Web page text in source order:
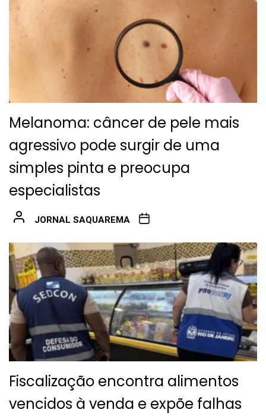
Melanoma: câncer de pele mais
agressivo pode surgir de uma
simples pinta e preocupa
especialistas
JORNAL SAQUAREMA
Fiscalização encontra alimentos
vencidos à venda e expõe falhas